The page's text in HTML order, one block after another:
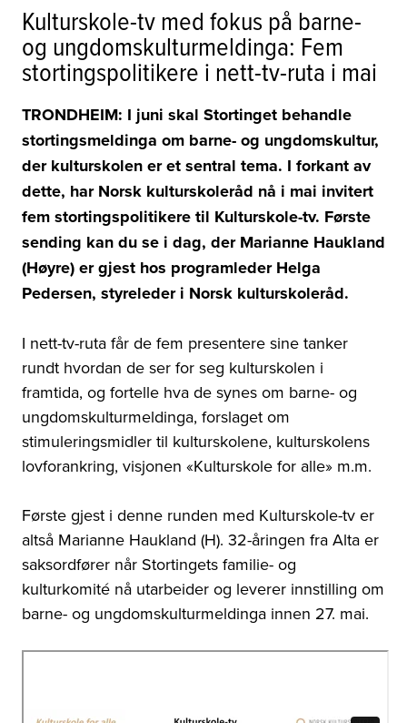
Kulturskole-tv med fokus på barne-
og ungdomskulturmeldinga: Fem
stortingspolitikere i nett-tv-ruta i mai
TRONDHEIM: I juni skal Stortinget behandle
stortingsmeldinga om barne- og ungdomskultur,
der kulturskolen er et sentral tema. I forkant av
dette, har Norsk kulturskoleråd nå i mai invitert
fem stortingspolitikere til Kulturskole-tv. Første
sending kan du se i dag, der Marianne Haukland
(Høyre) er gjest hos programleder Helga
Pedersen, styreleder i Norsk kulturskoleråd.
I nett-tv-ruta får de fem presentere sine tanker
rundt hvordan de ser for seg kulturskolen i
framtida, og fortelle hva de synes om barne- og
ungdomskulturmeldinga, forslaget om
stimuleringsmidler til kulturskolene, kulturskolens
lovforankring, visjonen «Kulturskole for alle» m.m.
Første gjest i denne runden med Kulturskole-tv er
altså Marianne Haukland (H). 32-åringen fra Alta er
saksordfører når Stortingets familie- og
kulturkomité nå utarbeider og leverer innstilling om
barne- og ungdomskulturmeldinga innen 27. mai.